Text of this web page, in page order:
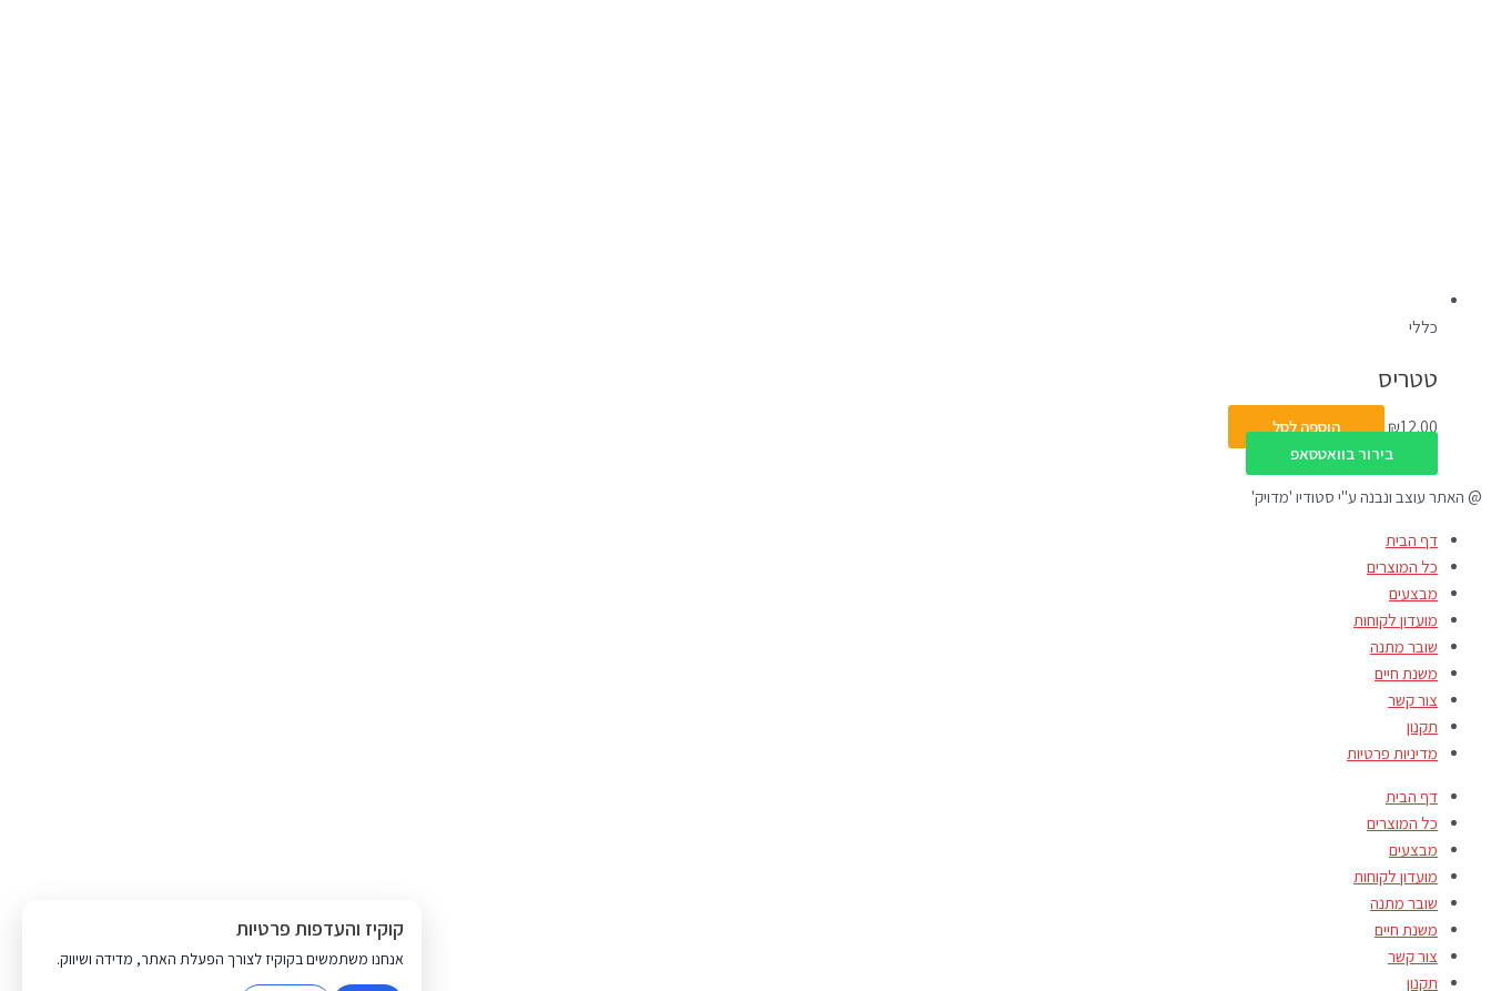
כללי
טטריס
₪12.00
הוספה לסל
בירור בוואטסאפ
@ האתר עוצב ונבנה ע"י סטודיו 'מדויק'
דף הבית
כל המוצרים
מבצעים
מועדון לקוחות
שובר מתנה
משנת חיים
צור קשר
תקנון
מדיניות פרטיות
דף הבית
כל המוצרים
מבצעים
מועדון לקוחות
שובר מתנה
משנת חיים
צור קשר
תקנון
קוקיז והעדפות פרטיות
אנחנו משתמשים בקוקיז לצורך הפעלת האתר, מדידה ושיווק.